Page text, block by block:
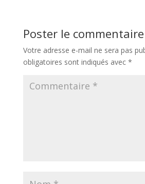
Poster le commentaire
Votre adresse e-mail ne sera pas
obligatoires sont indiqués avec *